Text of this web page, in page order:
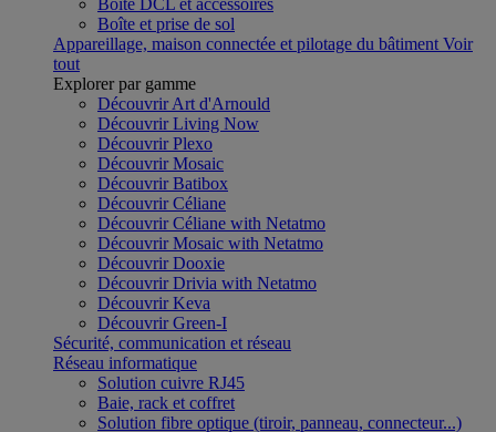
Boîte DCL et accessoires
Boîte et prise de sol
Appareillage, maison connectée et pilotage du bâtiment Voir
tout
Explorer par gamme
Découvrir Art d'Arnould
Découvrir Living Now
Découvrir Plexo
Découvrir Mosaic
Découvrir Batibox
Découvrir Céliane
Découvrir Céliane with Netatmo
Découvrir Mosaic with Netatmo
Découvrir Dooxie
Découvrir Drivia with Netatmo
Découvrir Keva
Découvrir Green-I
Sécurité, communication et réseau
Réseau informatique
Solution cuivre RJ45
Baie, rack et coffret
Solution fibre optique (tiroir, panneau, connecteur...)